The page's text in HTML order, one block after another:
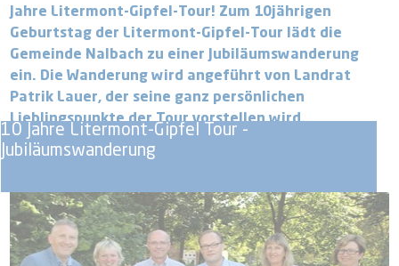
10 Jahre Litermont-Gipfel Tour -
Jubiläumswanderung
Jahre Litermont-Gipfel-Tour! Zum 10jährigen
Geburtstag der Litermont-Gipfel-Tour lädt die
Gemeinde Nalbach zu einer Jubiläumswanderung
ein. Die Wanderung wird angeführt von Landrat
Patrik Lauer, der seine ganz persönlichen
Lieblingspunkte der Tour vorstellen wird.